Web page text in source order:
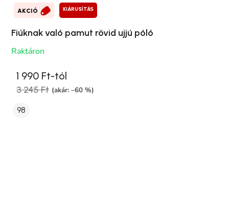
AKCIÓ KIÁRUSÍTÁS
Fiúknak való pamut rövid ujjú póló
Raktáron
1 990 Ft-tól
3 245 Ft (akár: –60 %)
98